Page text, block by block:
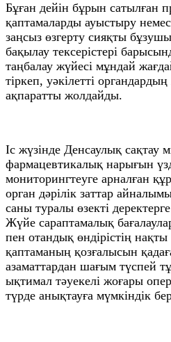
Бұған дейін бұрын сатылған
қаптамаларды ауыстыру
заңсыз өзгерту сияқты
бақылау тексерістері
таңбалау жүйесі мұндай
тіркеп, уәкілетті
ақпаратты жолдайды.
Іс жүзінде Денсаулық сақтау
фармацевтикалық нарығын
мониторингтеуге арналған
орган дәрілік заттар
саны туралы өзекті
Жүйе сараптамалық
пен отандық өндірістің
қаптаманың қозғалысын
азаматтардан шағым түспей
ықтимал тәуекелі жоғары
түрде анықтауға мүмкіндік